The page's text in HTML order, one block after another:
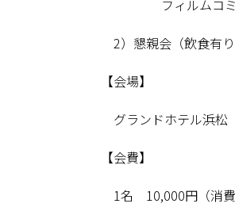
フィル
2）懇親会（飲食有
【会場】
グランドホテル浜松
【会費】
1名 10,000円（消費